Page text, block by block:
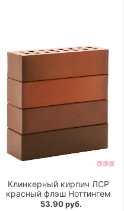
Клинкерный кирпич ЛСР
красный флэш Ноттингем
53.90 руб.